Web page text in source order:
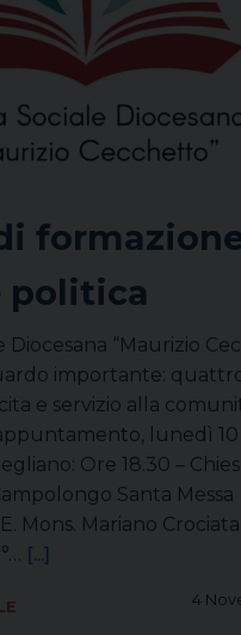
politica
Diocesana “Maurizio
importante:
e servizio alla
lunedì 10
Ore 18.30 –
Santa Messa
Mons. Mariano
[...]
4